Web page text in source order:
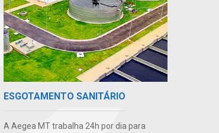
ESGOTAMENTO SANITÁRIO
A Aegea MT trabalha 24h por dia para